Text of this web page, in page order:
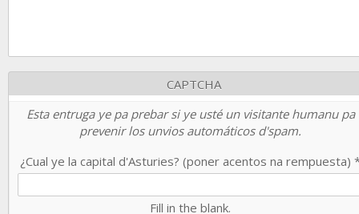
CAPTCHA
Esta entruga ye pa prebar si ye usté un visitante humanu pa
prevenir los unvios automáticos d'spam.
¿Cual ye la capital d'Asturies? (poner acentos na rempuesta)
Fill in the blank.